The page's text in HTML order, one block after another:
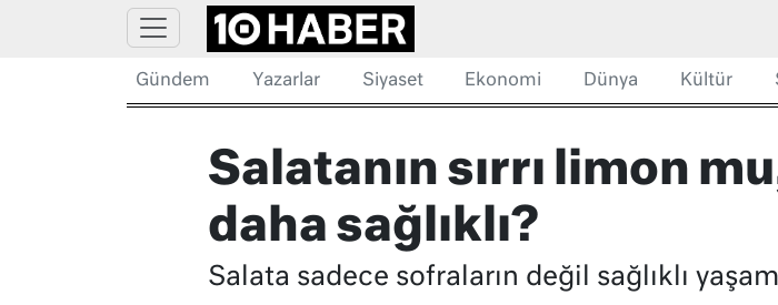
Gündem Yazarlar Siyaset Ekonomi Dünya Kültür
Salatanın sırrı limon
daha sağlıklı?
Salata sadece sofraların değil sağlıklı